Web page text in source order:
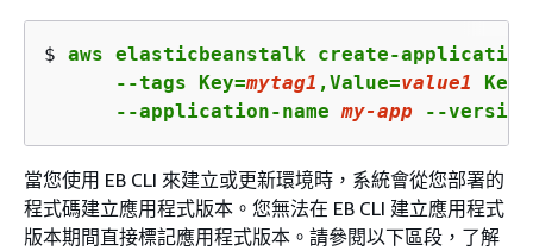
$ aws elasticbeanstalk create-
      --tags Key=
mytag1 ,Value=value1 Key=
      --application-name
my-app --
當您使用 EB CLI 來建立或更新環境時，系統會從您部署的
程式碼建立應用程式版本。您無法在 EB CLI 建立應用程式
版本期間直接標記應用程式版本。請參閱以下區段，了解